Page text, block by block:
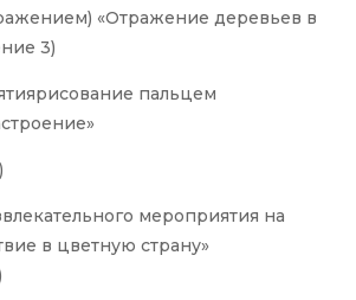
«Отражение деревьев в
3)
пальцем
мероприятия на
в цветную страну»